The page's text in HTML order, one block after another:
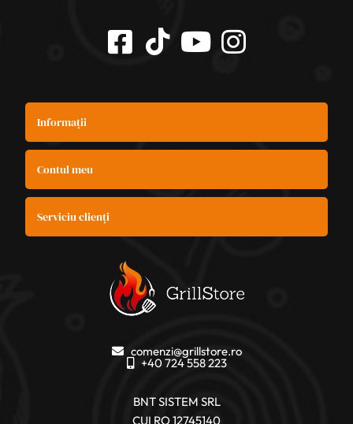
Informații
Contul meu
Serviciu clienți
comenzi@grillstore.ro
+40 724 558 223
BNT SISTEM SRL
CUI RO 12745140